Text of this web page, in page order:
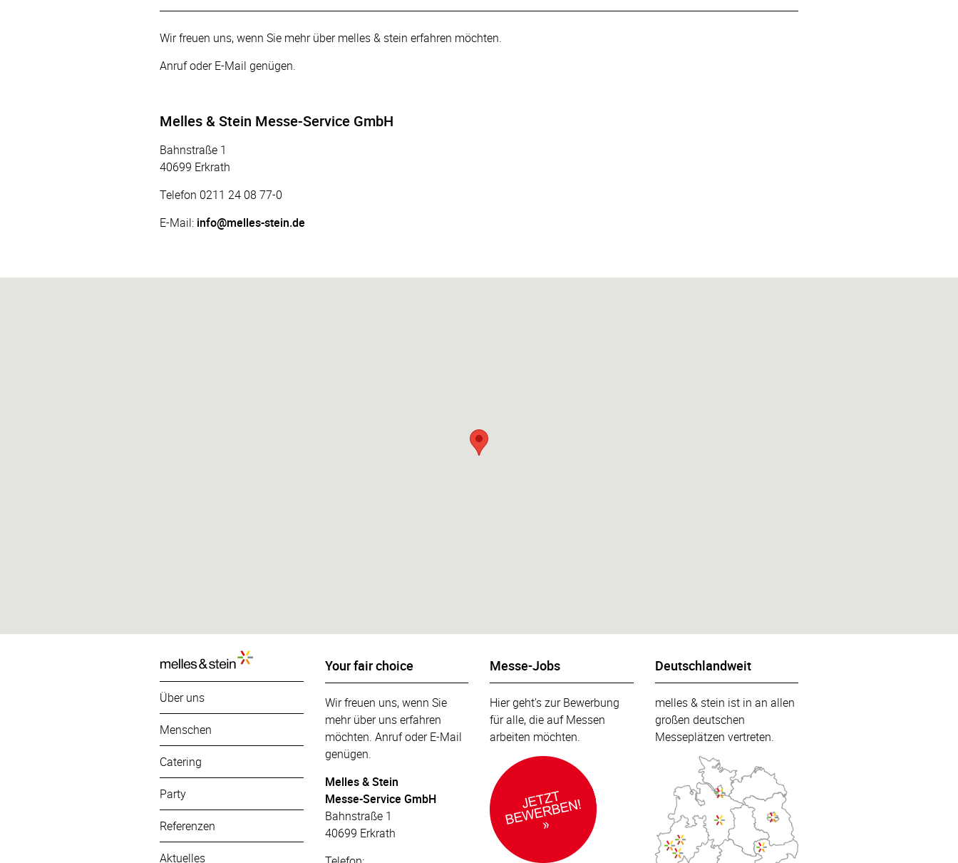
Wir freuen uns, wenn Sie mehr über melles & stein erfahren möchten.
Anruf oder E-Mail genügen.
Melles & Stein Messe-Service GmbH
Bahnstraße 1
40699 Erkrath
Telefon 0211 24 08 77-0
E-Mail: info@melles-stein.de
Über uns
Menschen
Catering
Party
Referenzen
Aktuelles
Your fair choice
Wir freuen uns, wenn Sie
mehr über uns erfahren
möchten. Anruf oder E-Mail
genügen.
Melles & Stein
Messe-Service GmbH
Bahnstraße 1
40699 Erkrath
Messe-Jobs
Hier geht's zur Bewerbung
für alle, die auf Messen
arbeiten möchten.
Deutschlandweit
melles & stein ist in an allen
großen deutschen
Messeplätzen vertreten.